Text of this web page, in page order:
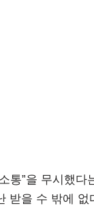
통”을 무시했다
받을 수 밖에 없